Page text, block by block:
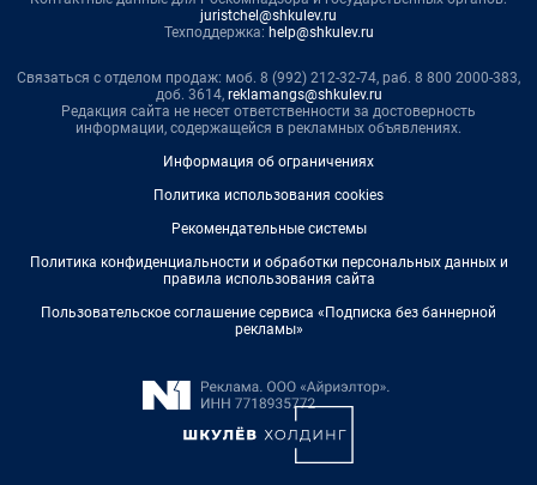
juristchel@shkulev.ru
Техподдержка: help@shkulev.ru
Связаться с отделом продаж: моб. 8 (992) 212-32-74, раб. 8 800 2000-383,
доб. 3614, reklamangs@shkulev.ru
Редакция сайта не несет ответственности за достоверность
информации, содержащейся в рекламных объявлениях.
Информация об ограничениях
Политика использования cookies
Рекомендательные системы
Политика конфиденциальности и обработки персональных данных и
правила использования сайта
Пользовательское соглашение сервиса «Подписка без баннерной
рекламы»